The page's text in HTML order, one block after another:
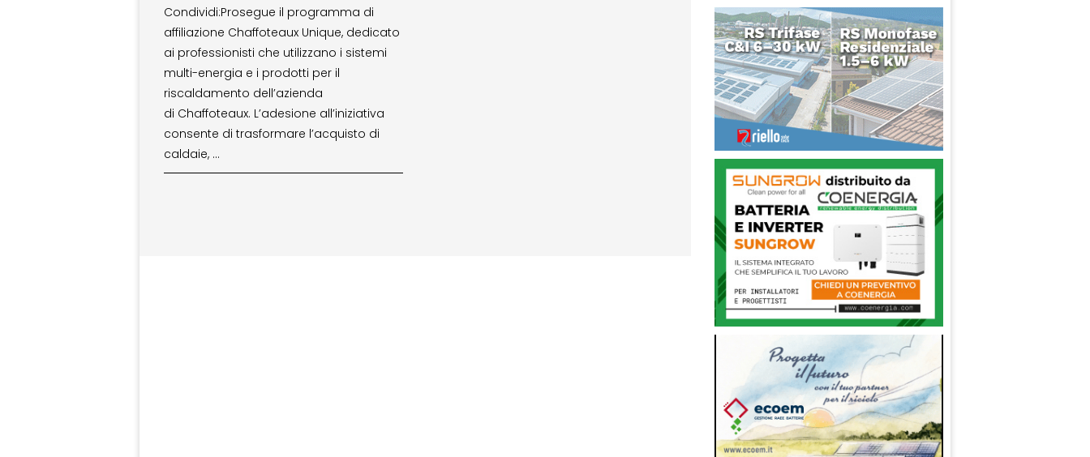
Condividi:Prosegue il programma di
affiliazione Chaffoteaux Unique, dedicato
ai professionisti che utilizzano i sistemi
multi-energia e i prodotti per il
riscaldamento dell’azienda
di Chaffoteaux. L’adesione all’iniziativa
consente di trasformare l’acquisto di
caldaie, …